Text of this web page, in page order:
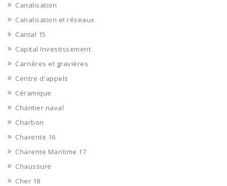
Canalisation
Canalisation et réseaux
Cantal 15
Capital Investissement
Carrières et gravières
Centre d'appels
Céramique
Chantier naval
Charbon
Charente 16
Charente Maritime 17
Chaussure
Cher 18